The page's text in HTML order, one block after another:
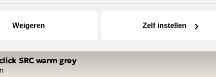
Weigeren Zelf instellen
SRC warm grey